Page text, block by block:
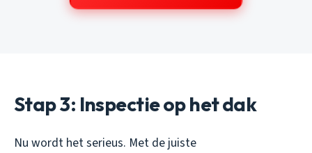
Stap 3: Inspectie op het dak
Nu wordt het serieus. Met de juiste